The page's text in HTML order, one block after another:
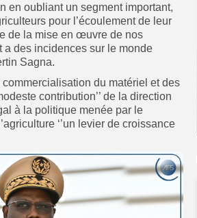
en oubliant un segment important,
pour l’écoulement de leur
de la mise en œuvre de nos
des incidences sur le monde
Sagna.
du matériel et des
contribution’’ de la direction
à la politique menée par le
‘’un levier de croissance